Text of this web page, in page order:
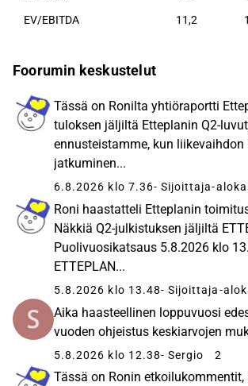
EV/EBITDA 11,2
Foorumin keskustelut
Tässä on Ronilta yhtiöraportti
tuloksen jäljiltä Etteplanin Q2-
ennusteistamme, kun liikevaihdon
jatkuminen...
6.8.2026 klo 7.36- Sijoittaja-
Roni haastatteli Etteplanin
Näkkiä Q2-julkistuksen jäljiltä
Puolivuosikatsaus 5.8.2026 klo
ETTEPLAN...
5.8.2026 klo 13.48- Sijoittaja-
Aika haasteellinen loppuvuosi
vuoden ohjeistus keskiarvojen
5.8.2026 klo 12.38- Sergio 2
Tässä on Ronin etkoilukommentit,